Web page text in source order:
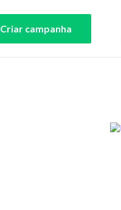
Criar campanha